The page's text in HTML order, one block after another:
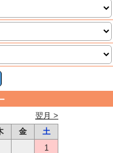
翌月 >
金
土
1